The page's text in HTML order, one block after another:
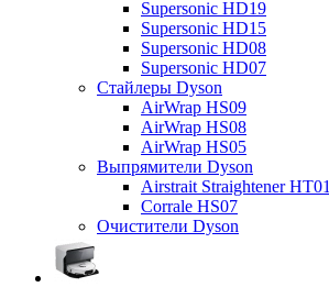
Supersonic HD19
Supersonic HD15
Supersonic HD08
Supersonic HD07
Стайлеры Dyson
AirWrap HS09
AirWrap HS08
AirWrap HS05
Выпрямители Dyson
Airstrait Straightener HT01
Corrale HS07
Очистители Dyson